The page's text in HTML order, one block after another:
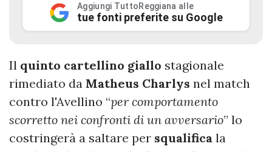
Aggiungi TuttoReggiana alle
tue fonti preferite su Google
Il quinto cartellino giallo stagionale
rimediato da Matheus Charlys nel match
contro l'Avellino “per comportamento
scorretto nei confronti di un avversario” lo
costringerà a saltare per squalifica la